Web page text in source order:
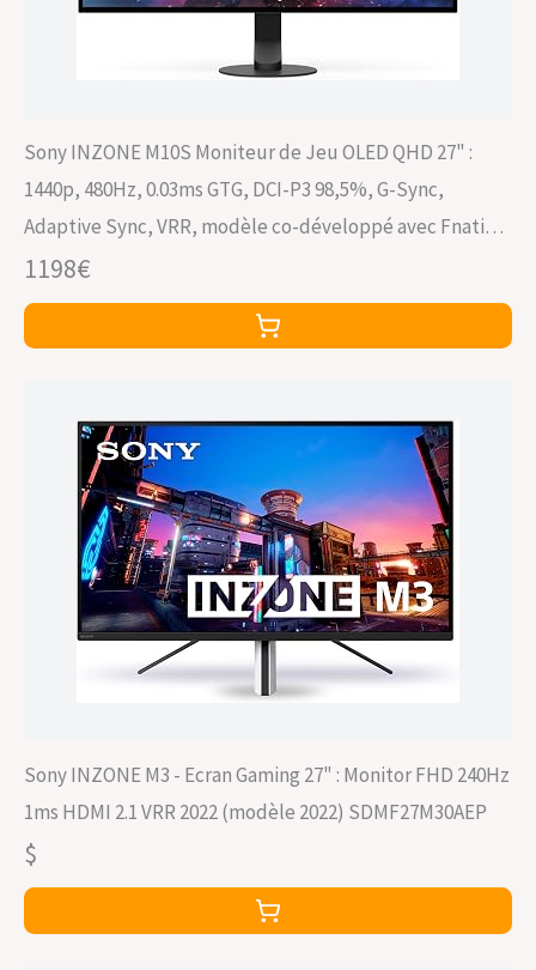
Sony INZONE M10S Moniteur de Jeu OLED QHD 27" :
1440p, 480Hz, 0.03ms GTG, DCI-P3 98,5%, G-Sync,
Adaptive Sync, VRR, modèle co-développé avec Fnatic,
1300 nits, DisplayPort 2.1-2 x HDMI 2.1 - PC, PS5
1198€
Sony INZONE M3 - Ecran Gaming 27" : Monitor FHD 240Hz
1ms HDMI 2.1 VRR 2022 (modèle 2022) SDMF27M30AEP
$